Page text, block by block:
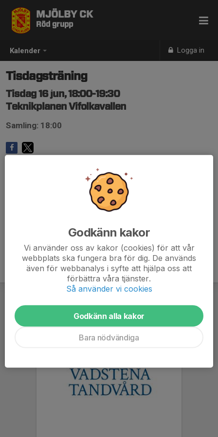
Kalender Logga in
MJÖLBY CK
Röd grupp
Tisdagsträning
Tisdag 16 jun, 18:00-19:30
Teknikplanen Vifolkavallen
Samling: 18:00
Godkänn kakor
Vi använder oss av kakor (cookies) för att vår
webbplats ska fungera bra för dig. De används
även för webbanalys i syfte att hjälpa oss att
förbättra våra tjänster.
Så använder vi cookies
Godkänn alla kakor
Bara nödvändiga